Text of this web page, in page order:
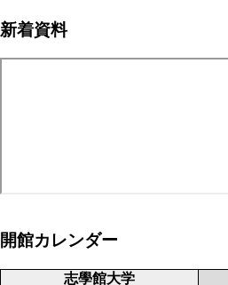
り
新着資料
開館カレンダー
志學館大学